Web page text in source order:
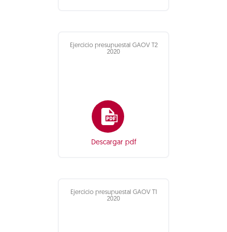
Ejercicio presupuestal GAOV T2
2020
Descargar pdf
Ejercicio presupuestal GAOV T1
2020